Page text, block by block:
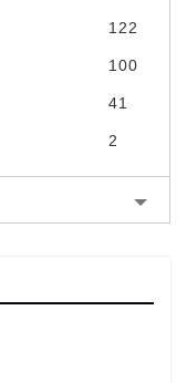
122
100
41
2